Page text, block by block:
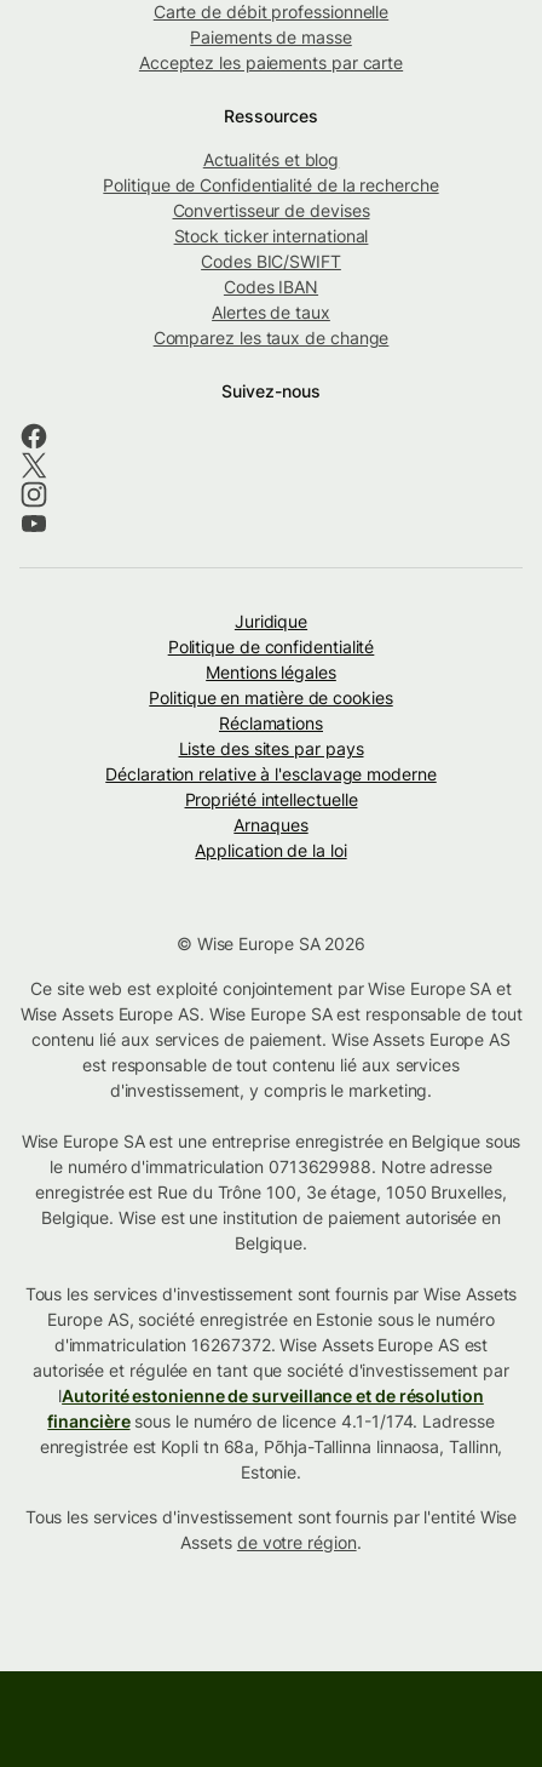
Carte de débit professionnelle
Paiements de masse
Acceptez les paiements par carte
Ressources
Actualités et blog
Politique de Confidentialité de la recherche
Convertisseur de devises
Stock ticker international
Codes BIC/SWIFT
Codes IBAN
Alertes de taux
Comparez les taux de change
Suivez-nous
Juridique
Politique de confidentialité
Mentions légales
Politique en matière de cookies
Réclamations
Liste des sites par pays
Déclaration relative à l'esclavage moderne
Propriété intellectuelle
Arnaques
Application de la loi
© Wise Europe SA 2026
Ce site web est exploité conjointement par Wise Europe SA et
Wise Assets Europe AS. Wise Europe SA est responsable de tout
contenu lié aux services de paiement. Wise Assets Europe AS
est responsable de tout contenu lié aux services
d'investissement, y compris le marketing.
Wise Europe SA est une entreprise enregistrée en Belgique sous
le numéro d'immatriculation 0713629988. Notre adresse
enregistrée est Rue du Trône 100, 3e étage, 1050 Bruxelles,
Belgique. Wise est une institution de paiement autorisée en
Belgique.
Tous les services d'investissement sont fournis par Wise Assets
Europe AS, société enregistrée en Estonie sous le numéro
d'immatriculation 16267372. Wise Assets Europe AS est
autorisée et régulée en tant que société d'investissement par
lAutorité estonienne de surveillance et de résolution
financièresous le numéro de licence 4.1-1/174. Ladresse
enregistrée est Kopli tn 68a, Põhja-Tallinna linnaosa, Tallinn,
Estonie.
Tous les services d'investissement sont fournis par l'entité Wise
Assets de votre région.